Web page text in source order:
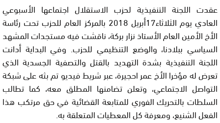
عقدت اللجنة التنفيذية لحزب الاستقلال اجتماعها الأسبوعي
العادي يوم الثلاثاء17أبريل 2018 بالمركز العام للحزب تحت رئاسة
الأخ الأمين العام الأستاذ نزار بركة، ناقشت فيه مستجدات المشهد
السياسي ببلادنا، والوضع التنظيمي للحزب. وفي البداية أدانت
اللجنة التنفيذية بشدة التهديد بالقتل والتصفية الجسدية الذي
تعرض له مؤخرا الأخ عمر احجيرة، عبر شريط فيديو تم بثه على شبكة
التواصل الاجتماعي، وتعلن تضامنها المطلق معه، كما تطالب
السلطات بالتحريك الفوري للمتابعة القضائية في حق مرتكب هذا
الفعل الشنيع، ومعرفة كل المعطيات المتعلقة به.